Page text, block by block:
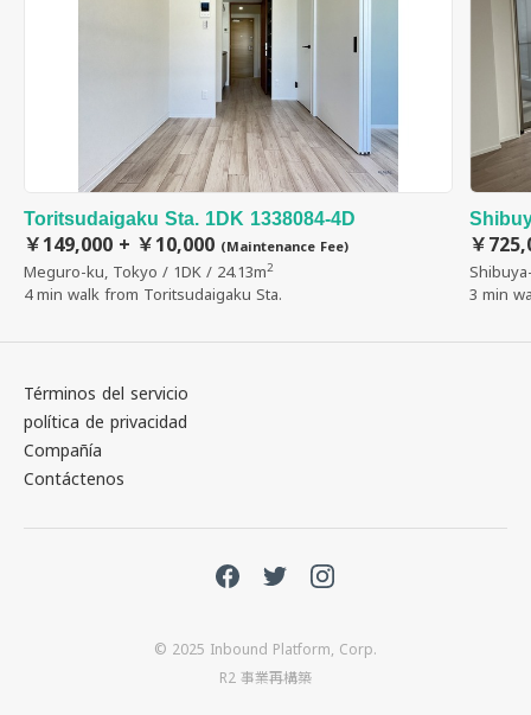
Toritsudaigaku Sta. 1DK 1338084-4D
￥149,000 + ￥10,000 (Maintenance Fee)
Meguro-ku, Tokyo / 1DK / 24.13m2
4 min walk from Toritsudaigaku Sta.
￥
3 min
Términos del servicio
política de privacidad
Compañía
Contáctenos
© 2025 Inbound Platform, Corp.
R2 事業再構築